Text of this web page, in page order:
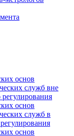
основ
служб вне
основ
служб в
основ